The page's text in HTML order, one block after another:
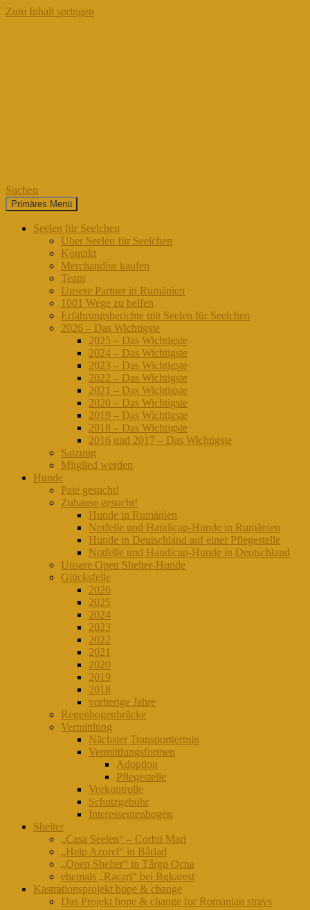
Zum Inhalt springen
Seelen für Seelchen
Suchen
Primäres Menü
Seelen für Seelchen
Über Seelen für Seelchen
Kontakt
Merchandise kaufen
Team
Unsere Partner in Rumänien
1001 Wege zu helfen
Erfahrungsberichte mit Seelen für Seelchen
2026 – Das Wichtigste
2025 – Das Wichtigste
2024 – Das Wichtigste
2023 – Das Wichtigste
2022 – Das Wichtigste
2021 – Das Wichtigste
2020 – Das Wichtigste
2019 – Das Wichtigste
2018 – Das Wichtigste
2016 und 2017 – Das Wichtigste
Satzung
Mitglied werden
Hunde
Pate gesucht!
Zuhause gesucht!
Hunde in Rumänien
Notfelle und Handicap-Hunde in Rumänien
Hunde in Deutschland auf einer Pflegestelle
Notfelle und Handicap-Hunde in Deutschland
Unsere Open Shelter-Hunde
Glücksfelle
2026
2025
2024
2023
2022
2021
2020
2019
2018
vorherige Jahre
Regenbogenbrücke
Vermittlung
Nächster Transporttermin
Vermittlungsformen
Adoption
Pflegestelle
Vorkontrolle
Schutzgebühr
Interessentenbogen
Shelter
„Casa Seelen“ – Corbii Mari
„Help Azorel“ in Bârlad
„Open Shelter“ in Târgu Ocna
ehemals „Racari“ bei Bukarest
Kastrationsprojekt hope & change
Das Projekt hope & change for Romanian strays